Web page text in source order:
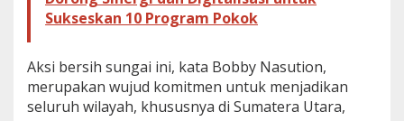
a
n
a
p
a
W
Sukseskan 10 Program Pokok
Aksi bersih sungai ini, kata Bobby Nasution,
merupakan wujud komitmen untuk menjadikan
seluruh wilayah, khususnya di Sumatera Utara,